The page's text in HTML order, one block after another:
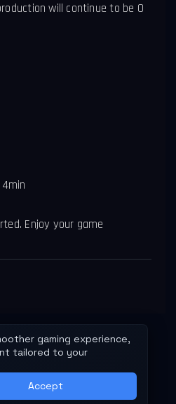
will continue to be 0
Enjoy your game